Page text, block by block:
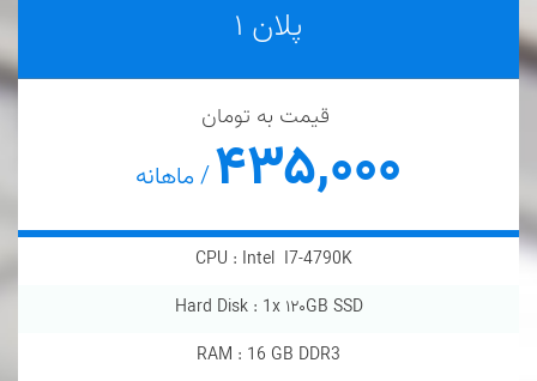
پلان ۱
قیمت به تومان
۴۳۵,۰۰۰/ ماهانه
CPU : Intel I7-4790K
Hard Disk : 1x ۱۲۰GB SSD
RAM : 16 GB DDR3